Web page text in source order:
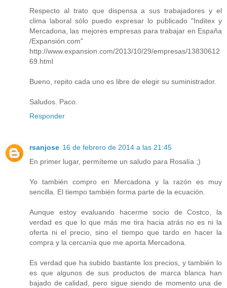
Respecto al trato que dispensa a sus trabajadores y el
clima laboral sólo puedo expresar lo publicado "Inditex y
Mercadona, las mejores empresas para trabajar en España
/Expansión.com"
http://www.expansion.com/2013/10/29/empresas/13830612
69.html
Bueno, repito cada uno es libre de elegir su suministrador.
Saludos. Paco.
Responder
rsanjose 16 de febrero de 2014 a las 21:45
En primer lugar, permíteme un saludo para Rosalía ;)
Yo también compro en Mercadona y la razón es muy
sencilla. El tiempo también forma parte de la ecuación.
Aunque estoy evaluando hacerme socio de Costco, la
verdad es que lo que más me tira hacia atrás no es ni la
oferta ni el precio, sino el tiempo que tardo en hacer la
compra y la cercanía que me aporta Mercadona.
Es verdad que ha subido bastante los precios, y también lo
es que algunos de sus productos de marca blanca han
bajado de calidad, pero sigue siendo de momento una de